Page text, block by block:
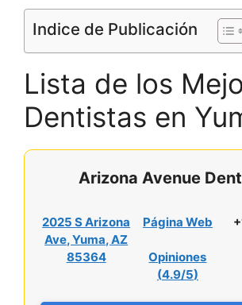
Indice de Publicación
Lista de los
Dentistas en
Arizona Avenue
2025 S Arizona
Ave, Yuma, AZ
85364
Página Web
Opiniones
(4.9/5)